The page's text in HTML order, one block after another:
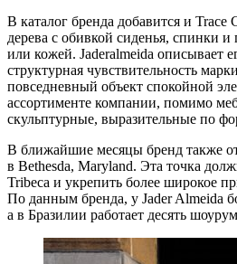
В каталог бренда добавится и Trace
дерева с обивкой сиденья, спинки
или кожей. Jaderalmeida описывает
структурная чувствительность
повседневный объект спокойной
ассортименте компании, помимо
скульптурные, выразительные по
В ближайшие месяцы бренд также
в Bethesda, Maryland. Эта точка
Tribeca и укрепить более широкое
По данным бренда, у Jader Almeida
а в Бразилии работает десять